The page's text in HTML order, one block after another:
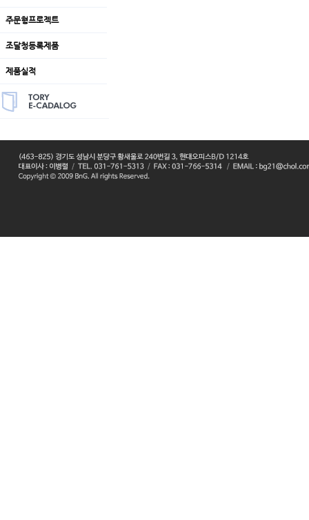
주문형프로젝트
조달청등록제품
제품실적